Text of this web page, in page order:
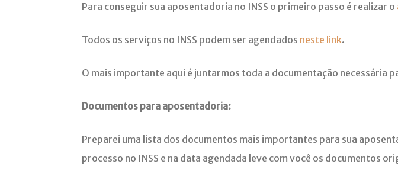
Para conseguir sua aposentadoria no INSS o primeiro passo é realizar o
Todos os serviços no INSS podem ser agendados neste link.
O mais importante aqui é juntarmos toda a documentação necessária
Documentos para aposentadoria:
Preparei uma lista dos documentos mais importantes para sua
processo no INSS e na data agendada leve com você os documentos